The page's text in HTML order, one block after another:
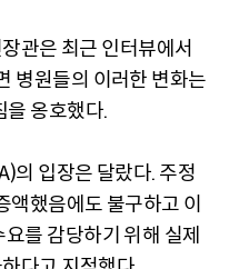
관은 최근 인터뷰에서
병원들의 이러한 변화는
을 옹호했다.
의 입장은 달랐다. 주정
했음에도 불구하고 이
를 감당하기 위해 실제